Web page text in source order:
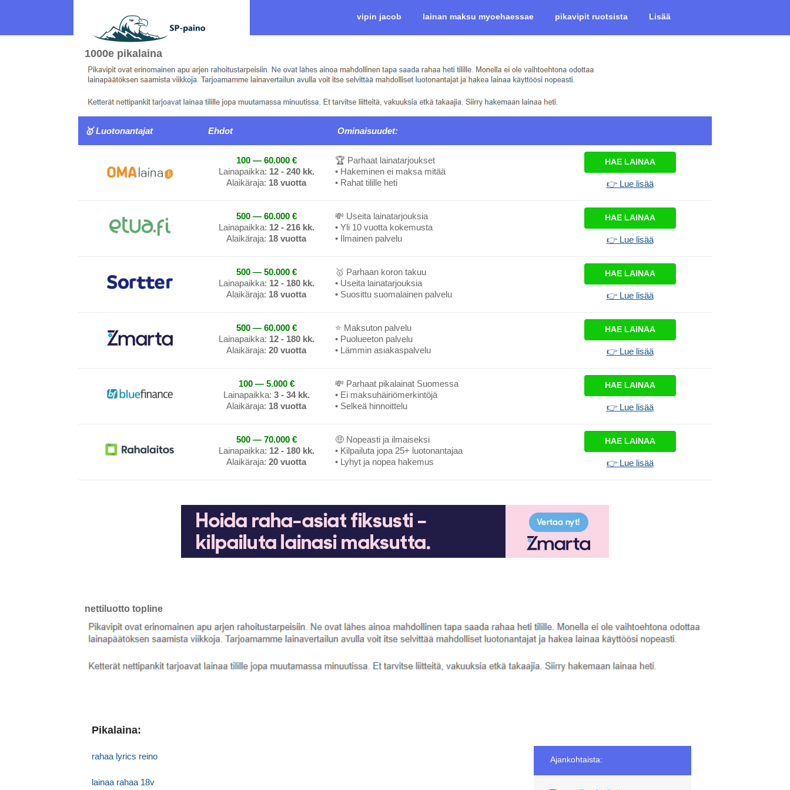
vipin jacob lainan maksu myoehaessae pikavipit ruotsista Lisää
1000e pikalaina
🥇 Luotonantajat Ehdot Ominaisuudet:
100 — 60.000 €
Lainapaikka: 12 - 240 kk.
Alaikäraja: 18 vuotta
🏆 Parhaat lainatarjoukset
• Hakeminen ei maksa mitää
• Rahat tilille heti
HAE LAINAA
👉 Lue lisää
500 — 60.000 €
Lainapaikka: 12 - 216 kk.
Alaikäraja: 18 vuotta
💸 Useita lainatarjouksia
• Yli 10 vuotta kokemusta
• Ilmainen palvelu
HAE LAINAA
👉 Lue lisää
500 — 50.000 €
Lainapaikka: 12 - 180 kk.
Alaikäraja: 18 vuotta
🥇 Parhaan koron takuu
• Useita lainatarjouksia
• Suosittu suomalainen palvelu
HAE LAINAA
👉 Lue lisää
500 — 60.000 €
Lainapaikka: 12 - 180 kk.
Alaikäraja: 20 vuotta
⭐ Maksuton palvelu
• Puolueeton palvelu
• Lämmin asiakaspalvelu
HAE LAINAA
👉 Lue lisää
100 — 5.000 €
Lainapaikka: 3 - 34 kk.
Alaikäraja: 18 vuotta
💸 Parhaat pikalainat Suomessa
• Ei maksuhäiriömerkintöjä
• Selkeä hinnoittelu
HAE LAINAA
👉 Lue lisää
500 — 70.000 €
Lainapaikka: 12 - 180 kk.
Alaikäraja: 20 vuotta
🤑 Nopeasti ja ilmaiseksi
• Kilpailuta jopa 25+ luotonantajaa
• Lyhyt ja nopea hakemus
HAE LAINAA
👉 Lue lisää
nettiluotto topline
Ajankohtaista:
Pikalaina:
rahaa lyrics reino
lainaa rahaa 18v